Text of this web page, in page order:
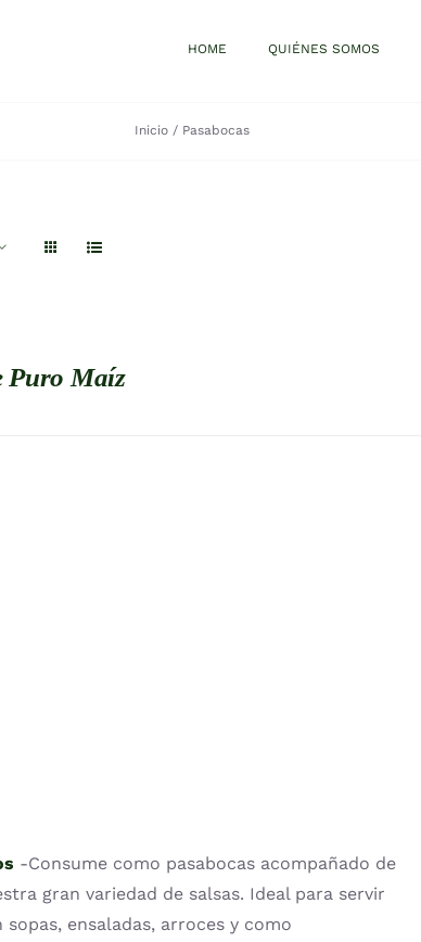
HOME QUIÉNES SOMOS
Inicio Pasabocas
Puro Maíz
-Consume como pasabocas acompañado de
gran variedad de salsas. Ideal para servir
sopas, ensaladas, arroces y como